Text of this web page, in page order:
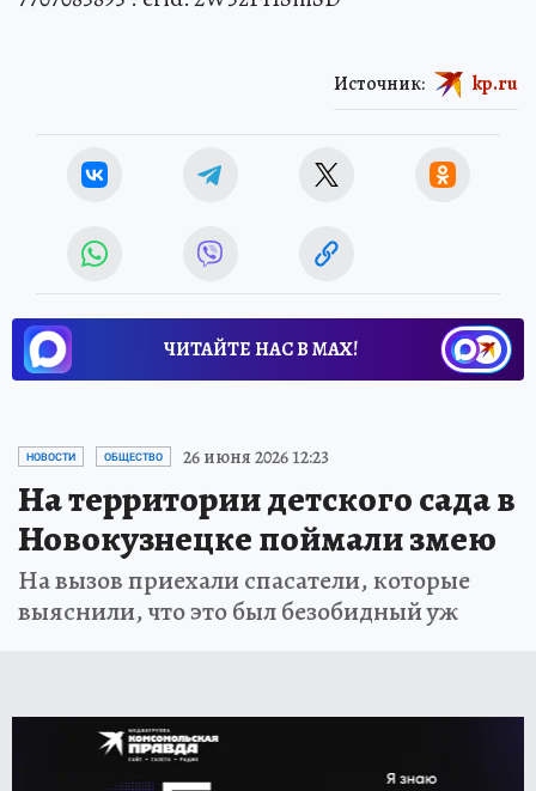
Источник: kp.ru
ЧИТАЙТЕ НАС В МАХ!
НОВОСТИ ОБЩЕСТВО 26 июня 2026 12:23
На территории детского сада в
Новокузнецке поймали змею
На вызов приехали спасатели, которые
выяснили, что это был безобидный уж